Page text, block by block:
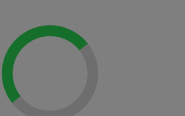
Loading...